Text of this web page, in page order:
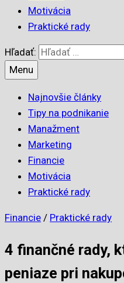
Motivácia
Praktické rady
Hľadať:
Menu
Najnovšie články
Tipy na podnikanie
Manažment
Marketing
Financie
Motivácia
Praktické rady
Financie / Praktické rady
4 finančné rady,
peniaze pri